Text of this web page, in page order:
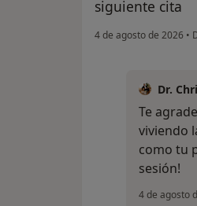
siguiente cita
4 de agosto de 2026 •
Dr.
Te
viviendo
como tu
sesión!
4 de agosto